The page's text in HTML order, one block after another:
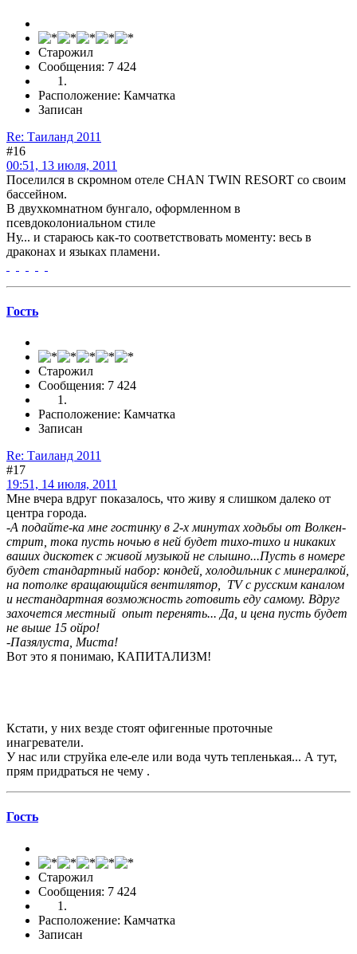
Старожил
Сообщения: 7 424
Расположение: Камчатка
Записан
Re: Таиланд 2011
#16
00:51, 13 июля, 2011
Поселился в скромном отеле CHAN TWIN RESORT со своим
бассейном.
В двухкомнатном бунгало, оформленном в
псевдоколониальном стиле
Ну... и стараюсь как-то соответствовать моменту: весь в
драконах и языках пламени.
Гоcть
Старожил
Сообщения: 7 424
Расположение: Камчатка
Записан
Re: Таиланд 2011
#17
19:51, 14 июля, 2011
Мне вчера вдруг показалось, что живу я слишком далеко от
центра города.
-А подайте-ка мне гостинку в 2-х минутах ходьбы от Волкен-
стрит, тока пусть ночью в ней будет тихо-тихо и никаких
ваших дискотек с живой музыкой не слышно...Пусть в номере
будет стандартный набор: кондей, холодильник с минералкой,
на потолке вращающийся вентилятор, TV с русским каналом
и нестандартная возможность готовить еду самому. Вдруг
захочется местный опыт перенять... Да, и цена пусть будет
не выше 15 ойро!
-Пазялуста, Миста!
Вот это я понимаю, КАПИТАЛИЗМ!
Кстати, у них везде стоят офигенные проточные
инагреватели.
У нас или струйка еле-еле или вода чуть тепленькая... А тут,
прям придраться не чему .
Гоcть
Старожил
Сообщения: 7 424
Расположение: Камчатка
Записан